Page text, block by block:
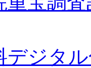
デジタ